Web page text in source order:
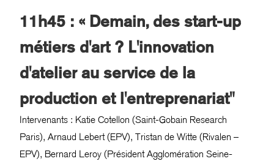
11h45 : « Demain, des start-up
métiers d'art ? L'innovation
d'atelier au service de la
production et l'entreprenariat"
Intervenants : Katie Cotellon (Saint-Gobain Research
Paris), Arnaud Lebert (EPV), Tristan de Witte (Rivalen –
EPV), Bernard Leroy (Président Agglomération Seine-